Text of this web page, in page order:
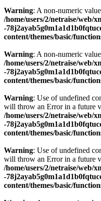
Warning: A non-numeric
/home/users/2/netraise/web/
-
content/themes/basic/
Warning: A non-numeric
/home/users/2/netraise/web/
-
content/themes/basic/
Warning: Use of undefined
will throw an Error in a future
/home/users/2/netraise/web/
-
content/themes/basic/
Warning: Use of undefined
will throw an Error in a future
/home/users/2/netraise/web/
-
content/themes/basic/